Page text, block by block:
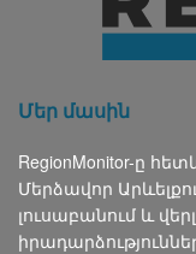
Մեր մասին
RegionMonitor-ը
Մերձավոր
լուսաբանում և